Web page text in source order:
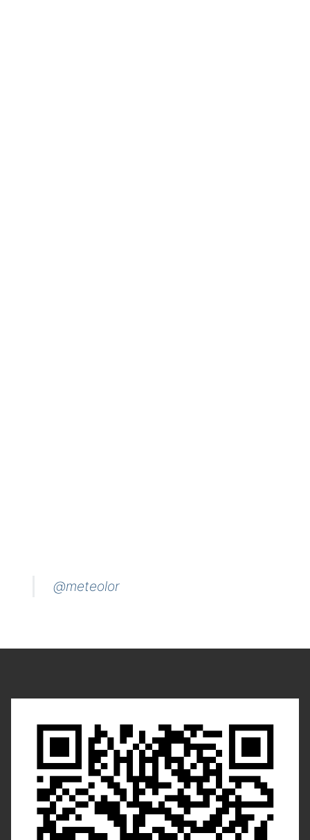
@meteolor